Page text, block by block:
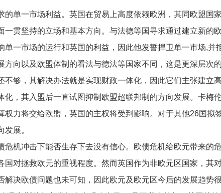
一市场利益。英国在贸易上高度依赖欧洲，其同欧盟国
贯坚持的立场和基本方向。与法德等国寻求通过建立新的
一市场的运行和英国的利益，因此他发誓捍卫单一市场,并
以及欧盟体制的看法与德法等国家不同，这是更深层次
够，其解决办法就是实现财政一体化，因此它们主张建立
，其入盟后一直试图抑制欧盟超联邦制的方向发展。卡梅
力将交给欧盟，英国的主权将受到影响。对于其他26国拟
展。
冲击下能否生存下去没有信心。欧债危机给欧元带来的
对拯救欧元的重视程度。然而英国作为非欧元区国家，其
决欧债问题也未可知，因此欧元及欧元区今后的发展趋势